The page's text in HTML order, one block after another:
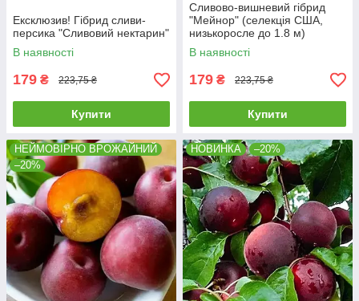
Ексклюзив! Гібрид сливи-
персика "Сливовий нектарин"
В наявності
179 ₴ 223,75 ₴
Купити
Сливово-вишневий гібрид
"Мейнор" (селекція США,
низькоросле до 1.8 м)
В наявності
179 ₴ 223,75 ₴
Купити
НЕЙМОВІРНО ВРОЖАЙНИЙ
–20%
НОВИНКА –20%